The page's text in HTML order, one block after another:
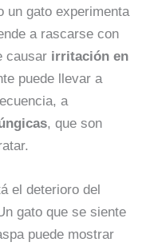
un gato experimenta
a rascarse con
causar irritación en
puede llevar a
a
, que son
el deterioro del
gato que se siente
puede mostrar